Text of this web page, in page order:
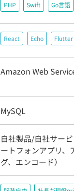
PHP Swift Go言語
React Echo Flutter
Amazon Web
MySQL
自社製品/自社サー
ートフォンアプリ、
グ、エンコード）